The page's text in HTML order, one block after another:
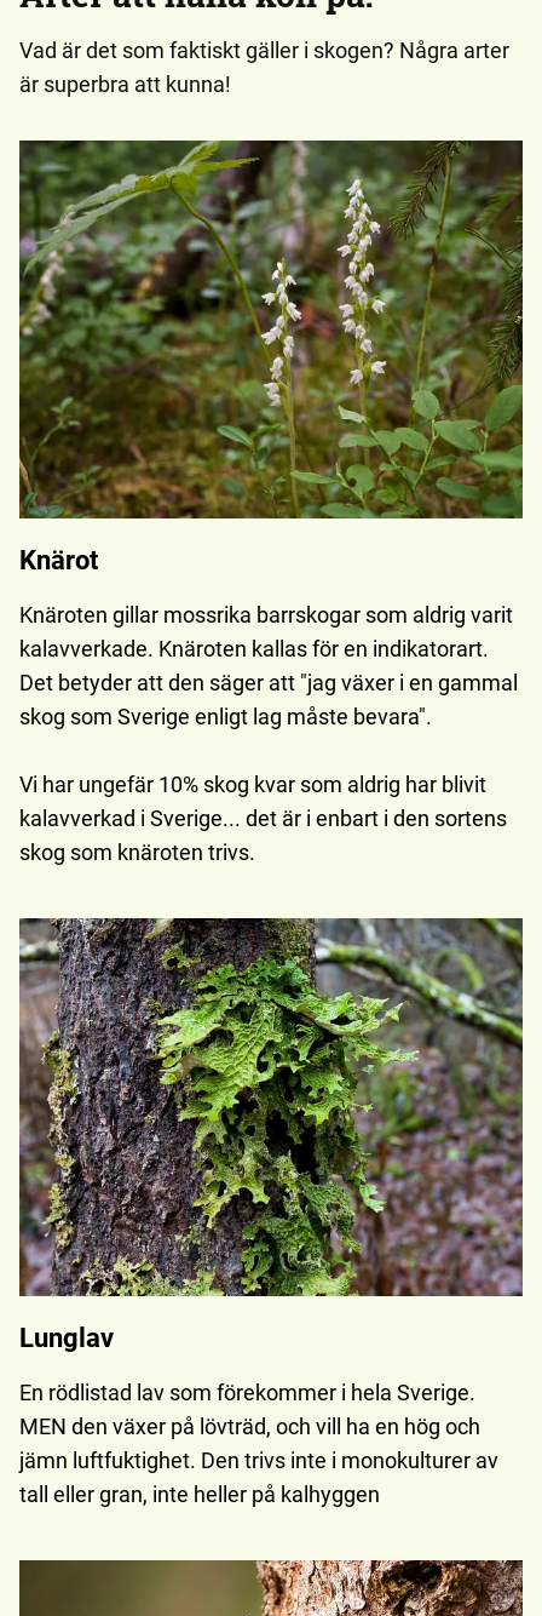
Vad är det som faktiskt gäller i skogen? Några arter
är superbra att kunna!
Knärot
Knäroten gillar mossrika barrskogar som aldrig varit
kalavverkade. Knäroten kallas för en indikatorart.
Det betyder att den säger att "jag växer i en gammal
skog som Sverige enligt lag måste bevara".
Vi har ungefär 10% skog kvar som aldrig har blivit
kalavverkad i Sverige... det är i enbart i den sortens
skog som knäroten trivs.
Lunglav
En rödlistad lav som förekommer i hela Sverige.
MEN den växer på lövträd, och vill ha en hög och
jämn luftfuktighet. Den trivs inte i monokulturer av
tall eller gran, inte heller på kalhyggen